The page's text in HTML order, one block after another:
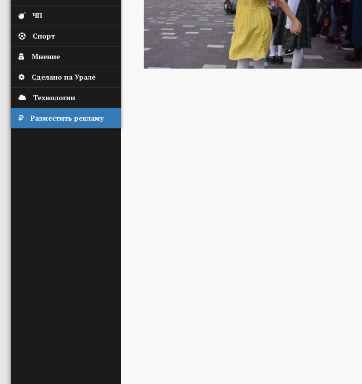
ЧП
Спорт
Мнение
Сделано на Урале
Технологии
Разместить рекламу